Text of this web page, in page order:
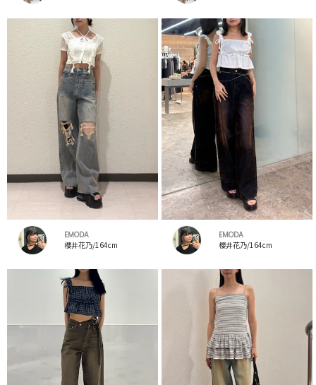
EMODA
櫻井花乃/164cm
EMODA
櫻井花乃/164cm